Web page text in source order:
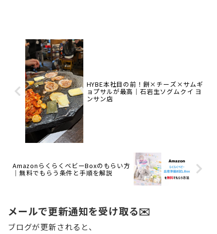
HYBE本社目の前！餅×チーズ×サムギ
ョプサルが最高｜石岩生ソグムクイ ヨ
ンサン店
AmazonらくらくベビーBoxのもらい方
｜無料でもらう条件と手順を解説
メールで更新通知を受け取る✉️
ブログが更新されると、